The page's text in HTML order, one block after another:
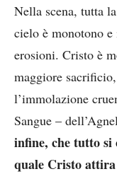
Nella scena, tutta
cielo è monotono
erosioni. Cristo è
maggiore
l’immolazione
Sangue –
infine, che tutto si
quale Cristo